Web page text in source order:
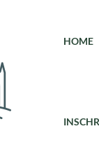
HOME